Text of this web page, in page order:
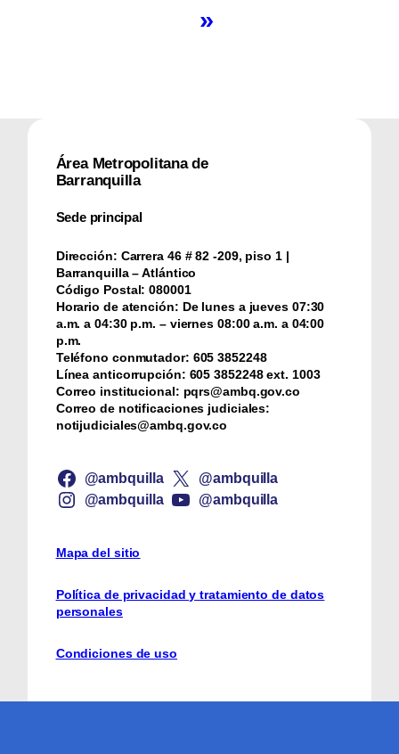
»
Área Metropolitana de
Barranquilla
Sede principal
Dirección: Carrera 46 # 82 -209, piso 1 |
Barranquilla – Atlántico
Código Postal: 080001
Horario de atención: De lunes a jueves 07:30
a.m. a 04:30 p.m. – viernes 08:00 a.m. a 04:00
p.m.
Teléfono conmutador: ‪605 3852248
Línea anticorrupción: ‪605 3852248 ext. 1003
Correo institucional: pqrs@ambq.gov.co
Correo de notificaciones judiciales:
notijudiciales@ambq.gov.co
@ambquilla
@ambquilla
@ambquilla
@ambquilla
Mapa del sitio
Política de privacidad y tratamiento de datos
personales
Condiciones de uso